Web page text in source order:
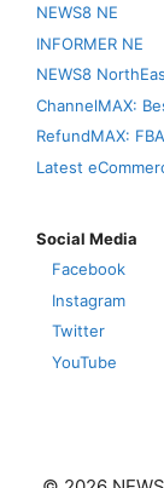
NEWS8 NE
INFORMER NE
NEWS8
ChannelMAX:
RefundMAX:
Latest
Social Media
Facebook
Instagram
Twitter
YouTube